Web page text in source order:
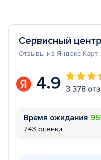
Сервисный
Отзывы из Яндекс Карт
4.9 3 378
Время ожидания
743 оценки